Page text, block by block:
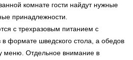
комнате гости найдут нужные
принадлежности.
с трехразовым питанием с
в формате шведского стола, а обедов
меню. Отдельное внимание в